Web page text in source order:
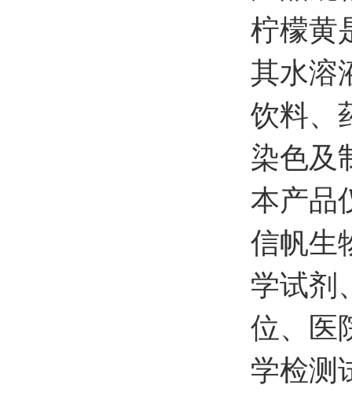
柠檬黄
其水溶
饮料、
染色及
本产品
信帆生
学试剂
位、医
学检测